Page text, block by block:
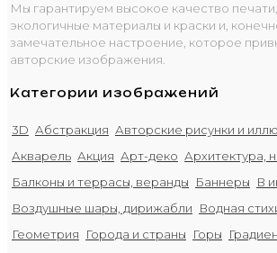
Мы гарантируем высокое качество
экологичные материалы и краски и,
замечательное настроение, которое
авторские изображения.
Категории изображений
3D Абстракция Авторские рисунки и
Акварель Акция Арт-деко Архитектура,
Балконы и террасы, веранды
Баннеры
В
Воздушные шары, дирижабли
Водная
Геометрия
Города и страны Горы